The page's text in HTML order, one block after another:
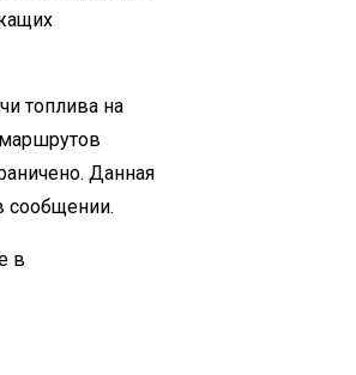
топлива на
Данная
сообщении.
в